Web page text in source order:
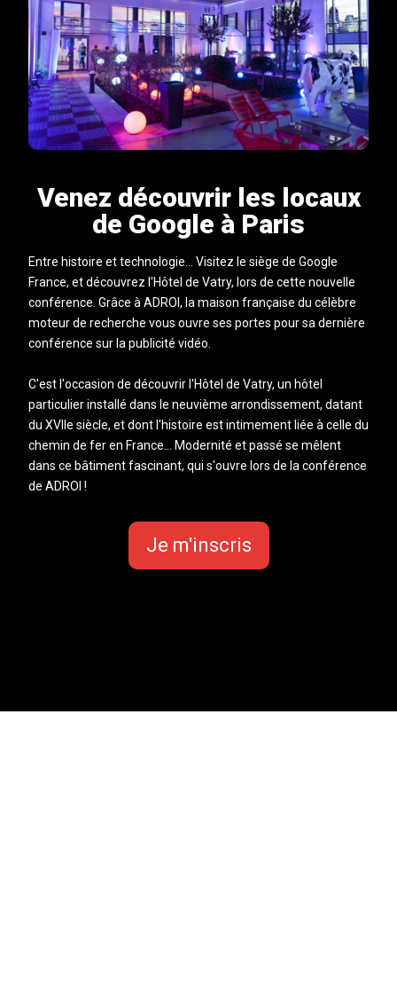
Venez découvrir les locaux
de Google à Paris
Entre histoire et technologie... Visitez le siège de Google
France, et découvrez l'Hôtel de Vatry, lors de cette nouvelle
conférence. Grâce à ADROI, la maison française du célèbre
moteur de recherche vous ouvre ses portes pour sa dernière
conférence sur la publicité vidéo.
C'est l'occasion de découvrir l'Hôtel de Vatry, un hôtel
particulier installé dans le neuvième arrondissement, datant
du XVIIe siècle, et dont l'histoire est intimement liée à celle du
chemin de fer en France... Modernité et passé se mêlent
dans ce bâtiment fascinant, qui s'ouvre lors de la conférence
de ADROI !
Je m'inscris